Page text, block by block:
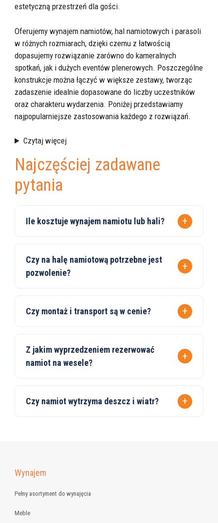
estetyczną przestrzeń dla gości.
Oferujemy wynajem namiotów, hal namiotowych i parasoli
w różnych rozmiarach, dzięki czemu z łatwością
dopasujemy rozwiązanie zarówno do kameralnych
spotkań, jak i dużych eventów plenerowych. Poszczególne
konstrukcje można łączyć w większe zestawy, tworząc
zadaszenie idealnie dopasowane do liczby uczestników
oraz charakteru wydarzenia. Poniżej przedstawiamy
najpopularniejsze zastosowania każdego z rozwiązań.
Czytaj więcej
Najczęściej zadawane
pytania
Ile kosztuje wynajem namiotu lub hali?
Czy na halę namiotową potrzebne jest
pozwolenie?
Czy montaż i transport są w cenie?
Z jakim wyprzedzeniem rezerwować
namiot na wesele?
Czy namiot wytrzyma deszcz i wiatr?
Wynajem
Pełny asortyment do wynajęcia
Meble